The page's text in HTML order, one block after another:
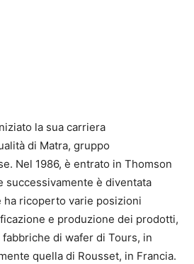
la sua carriera
di Matra, gruppo
Nel 1986, è entrato in Thomson
successivamente è diventata
ha ricoperto varie posizioni
e produzione dei prodotti,
di wafer di Tours, in
quella di Rousset, in Francia.